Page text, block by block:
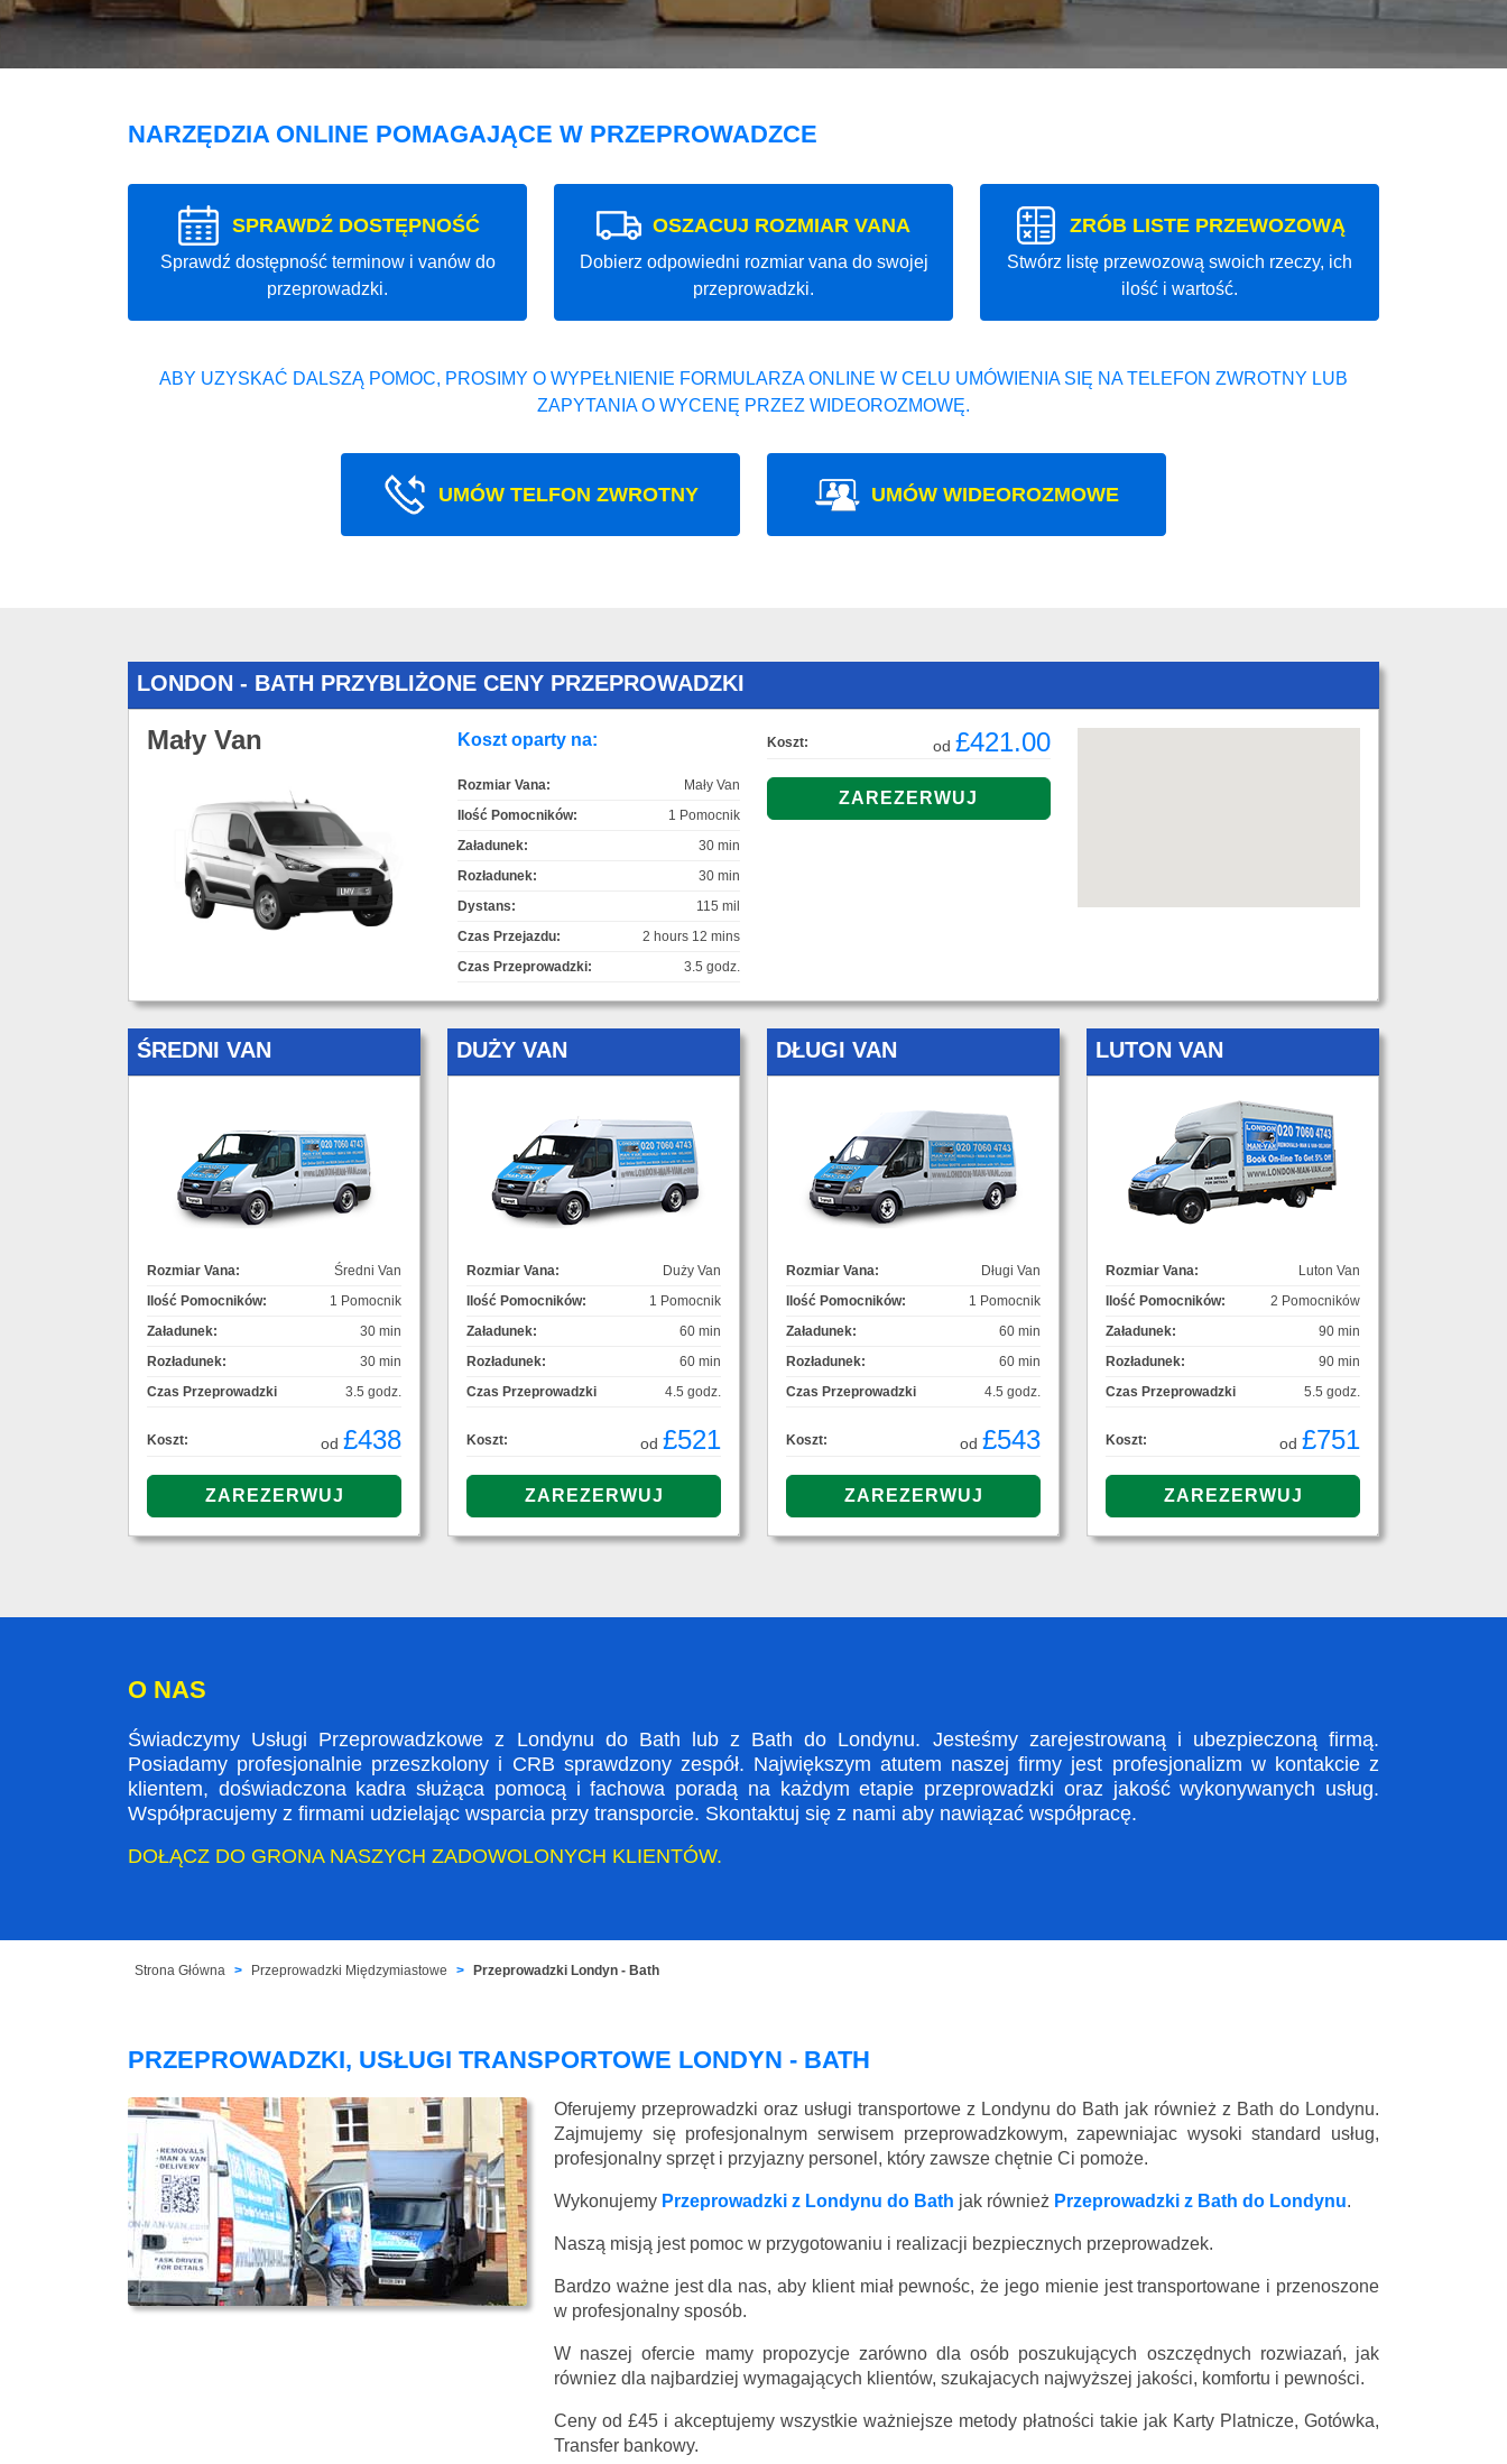
NARZĘDZIA ONLINE POMAGAJĄCE W PRZEPROWADZCE
SPRAWDŹ DOSTĘPNOŚĆ
Sprawdź dostępność terminow i vanów do
przeprowadzki.
OSZACUJ ROZMIAR VANA
Dobierz odpowiedni rozmiar vana do swojej
przeprowadzki.
ZRÓB LISTE PRZEWOZOWĄ
Stwórz listę przewozową swoich rzeczy, ich
ilość i wartość.
ABY UZYSKAĆ DALSZĄ POMOC, PROSIMY O WYPEŁNIENIE FORMULARZA ONLINE W CELU UMÓWIENIA SIĘ NA TELEFON ZWROTNY LUB
ZAPYTANIA O WYCENĘ PRZEZ WIDEOROZMOWĘ.
UMÓW TELFON ZWROTNY UMÓW WIDEOROZMOWE
LONDON - BATH PRZYBLIŻONE CENY PRZEPROWADZKI
Mały Van Koszt oparty na:
Rozmiar Vana:
Mały Van
Ilość Pomocników:
1 Pomocnik
Załadunek:
30 min
Rozładunek:
30 min
Dystans:
115 mil
Czas Przejazdu:
2 hours 12 mins
Czas Przeprowadzki:
3.5 godz.
Koszt: od £421.00
ŚREDNI VAN
Rozmiar Vana:
Średni Van
Ilość Pomocników:
1 Pomocnik
Załadunek:
30 min
Rozładunek:
30 min
Czas Przeprowadzki
3.5 godz.
Koszt: od £438
DUŻY VAN
Rozmiar Vana:
Duży Van
Ilość Pomocników:
1 Pomocnik
Załadunek:
60 min
Rozładunek:
60 min
Czas Przeprowadzki
4.5 godz.
Koszt: od £521
DŁUGI VAN
Rozmiar Vana:
Długi Van
Ilość Pomocników:
1 Pomocnik
Załadunek:
60 min
Rozładunek:
60 min
Czas Przeprowadzki
4.5 godz.
Koszt: od £543
LUTON VAN
Rozmiar Vana:
Luton Van
Ilość Pomocników:
2 Pomocników
Załadunek:
90 min
Rozładunek:
90 min
Czas Przeprowadzki
5.5 godz.
Koszt: od £751
O NAS
Świadczymy Usługi Przeprowadzkowe z Londynu do Bath lub z Bath do Londynu. Jesteśmy zarejestrowaną i ubezpieczoną firmą.
Posiadamy profesjonalnie przeszkolony i CRB sprawdzony zespół. Największym atutem naszej firmy jest profesjonalizm w kontakcie z
klientem, doświadczona kadra służąca pomocą i fachowa poradą na każdym etapie przeprowadzki oraz jakość wykonywanych usług.
Współpracujemy z firmami udzielając wsparcia przy transporcie. Skontaktuj się z nami aby nawiązać współpracę.
DOŁĄCZ DO GRONA NASZYCH ZADOWOLONYCH KLIENTÓW.
Strona Główna Przeprowadzki Międzymiastowe Przeprowadzki Londyn - Bath
PRZEPROWADZKI, USŁUGI TRANSPORTOWE LONDYN - BATH
Oferujemy przeprowadzki oraz usługi transportowe z Londynu do Bath jak również z Bath do Londynu.
Zajmujemy się profesjonalnym serwisem przeprowadzkowym, zapewniajac wysoki standard usług,
profesjonalny sprzęt i przyjazny personel, który zawsze chętnie Ci pomoże.
Wykonujemy Przeprowadzki z Londynu do Bath jak również Przeprowadzki z Bath do Londynu.
Naszą misją jest pomoc w przygotowaniu i realizacji bezpiecznych przeprowadzek.
Bardzo ważne jest dla nas, aby klient miał pewnośc, że jego mienie jest transportowane i przenoszone
w profesjonalny sposób.
W naszej ofercie mamy propozycje zarówno dla osób poszukujących oszczędnych rozwiazań, jak
równiez dla najbardziej wymagających klientów, szukajacych najwyższej jakości, komfortu i pewności.
Ceny od £45 i akceptujemy wszystkie ważniejsze metody płatności takie jak Karty Platnicze, Gotówka,
Transfer bankowy.